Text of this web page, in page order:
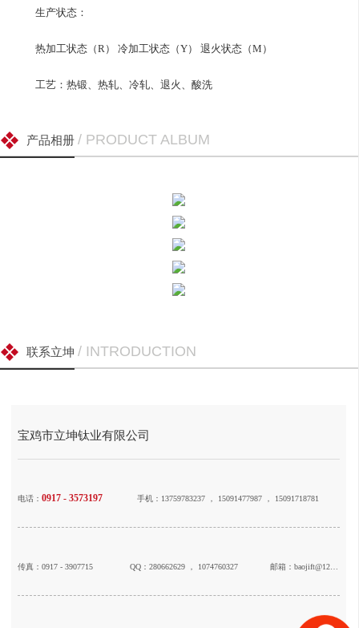
生产状态：
热加工状态（R） 冷加工状态（Y） 退火状态（M）
工艺：热锻、热轧、冷轧、退火、酸洗
产品相册 / PRODUCT ALBUM
联系立坤 / INTRODUCTION
宝鸡市立坤钛业有限公司
电话： 0917 - 3573197 手机：13759783237 ， 15091477987 ， 15091718781
传真：0917 - 3907715 QQ：280662629 ， 1074760327 邮箱：baojift@126.com